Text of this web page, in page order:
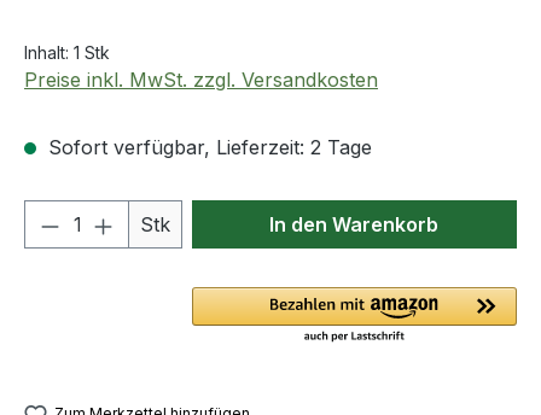
Inhalt: 1 Stk
Preise inkl. MwSt. zzgl. Versandkosten
Sofort verfügbar, Lieferzeit: 2 Tage
Produkt Anzahl: Gib den
Stk In den Warenkorb